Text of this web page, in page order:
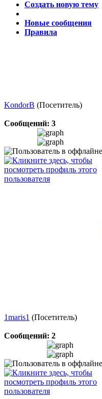
Создать новую тему
Новые сообщения
Правила
KondorB (Посетитель)
Сообщений: 3
1maris1 (Посетитель)
Сообщений: 2